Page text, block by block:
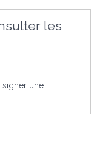
les
signer une